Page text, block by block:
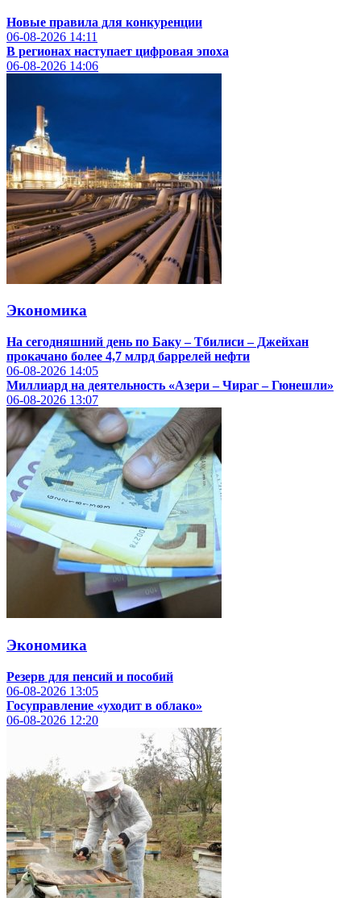
Новые правила для конкуренции
06-08-2026 14:11
В регионах наступает цифровая эпоха
06-08-2026 14:06
Экономика
На сегодняшний день по Баку – Тбилиси – Джейхан
прокачано более 4,7 млрд баррелей нефти
06-08-2026 14:05
Миллиард на деятельность «Азери – Чираг – Гюнешли»
06-08-2026 13:07
Экономика
Резерв для пенсий и пособий
06-08-2026 13:05
Госуправление «уходит в облако»
06-08-2026 12:20